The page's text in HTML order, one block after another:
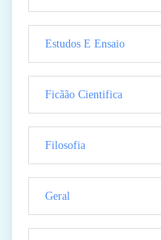
Estudos E Ensaio
Ficãão Cientifica
Filosofia
Geral